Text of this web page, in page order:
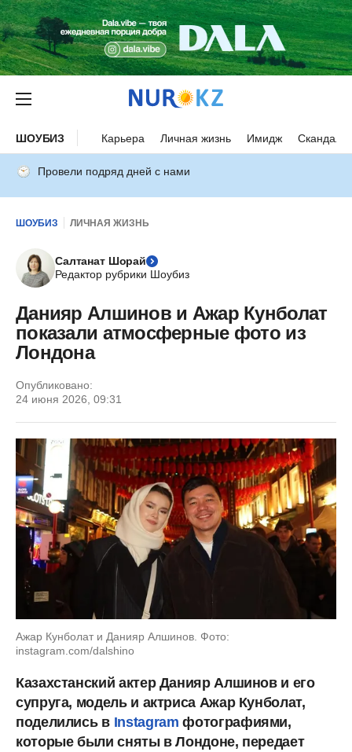
ШОУБИЗ Карьера Личная жизнь Имидж Скандалы
Провели подряд дней с нами
ШОУБИЗ ЛИЧНАЯ ЖИЗНЬ
Салтанат Шорай
Редактор рубрики Шоубиз
Данияр Алшинов и Ажар Кунболат
показали атмосферные фото из
Лондона
Опубликовано:
24 июня 2026, 09:31
Ажар Кунболат и Данияр Алшинов. Фото:
instagram.com/dalshino
Казахстанский актер Данияр Алшинов и его
супруга, модель и актриса Ажар Кунболат,
поделились в Instagram фотографиями,
которые были сняты в Лондоне, передает